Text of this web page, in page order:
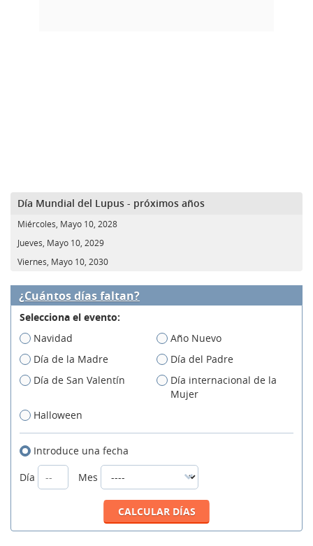
Día Mundial del Lupus - próximos años
Miércoles, Mayo 10, 2028
Jueves, Mayo 10, 2029
Viernes, Mayo 10, 2030
¿Cuántos días faltan?
Selecciona el evento:
Navidad
Año Nuevo
Día de la Madre
Día del Padre
Día de San Valentín
Día internacional de la
Mujer
Halloween
Introduce una fecha
Día
Mes